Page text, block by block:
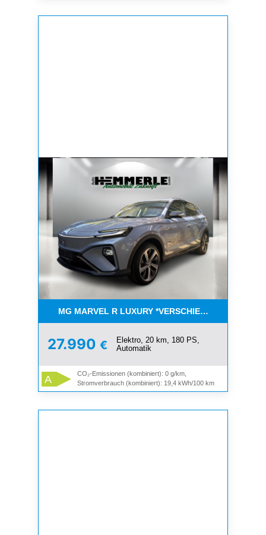
MG MARVEL R LUXURY *VERSCHIEDENE FARBEN
27.990 €
Elektro, 20 km, 180 PS,
Automatik
A
CO₂-Emissionen (kombiniert): 0 g/km,
Stromverbrauch (kombiniert): 19,4 kWh/100 km